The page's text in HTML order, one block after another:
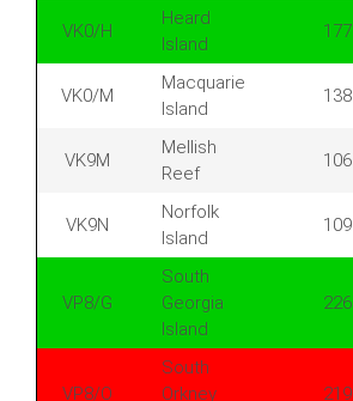
VK0/H
Heard
Island
177
VK0/M
Macquarie
Island
138
VK9M
Mellish
Reef
106
VK9N
Norfolk
Island
109
VP8/G
South
Georgia
Island
226
VP8/O
South
Orkney
219